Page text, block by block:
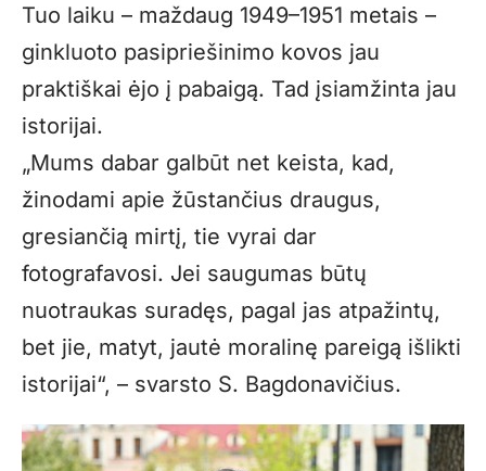
Tuo laiku – maždaug 1949–1951 metais –
ginkluoto pasipriešinimo kovos jau
praktiškai ėjo į pabaigą. Tad įsiamžinta jau
istorijai.
„Mums dabar galbūt net keista, kad,
žinodami apie žūstančius draugus,
gresiančią mirtį, tie vyrai dar
fotografavosi. Jei saugumas būtų
nuotraukas suradęs, pagal jas atpažintų,
bet jie, matyt, jautė moralinę pareigą išlikti
istorijai“, – svarsto S. Bagdonavičius.